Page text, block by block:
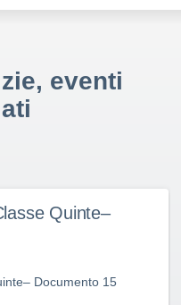
eventi
Quinte–
Documento 15